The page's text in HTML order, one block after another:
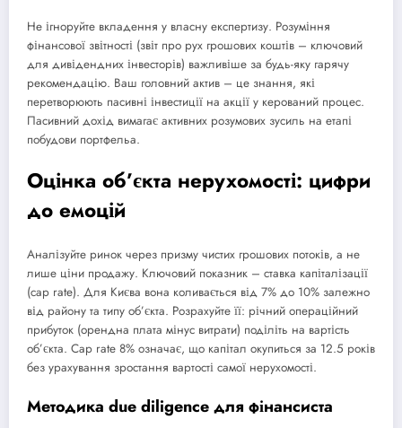
Не ігноруйте вкладення у власну експертизу. Розуміння
фінансової звітності (звіт про рух грошових коштів – ключовий
для дивідендних інвесторів) важливіше за будь-яку гарячу
рекомендацію. Ваш головний актив – це знання, які
перетворюють пасивні інвестиції на акції у керований процес.
Пасивний дохід вимагає активних розумових зусиль на етапі
побудови портфельа.
Оцінка об’єкта нерухомості: цифри
до емоцій
Аналізуйте ринок через призму чистих грошових потоків, а не
лише ціни продажу. Ключовий показник – ставка капіталізації
(cap rate). Для Києва вона коливається від 7% до 10% залежно
від району та типу об’єкта. Розрахуйте її: річний операційний
прибуток (орендна плата мінус витрати) поділіть на вартість
об’єкта. Cap rate 8% означає, що капітал окупиться за 12.5 років
без урахування зростання вартості самої нерухомості.
Методика due diligence для фінансиста